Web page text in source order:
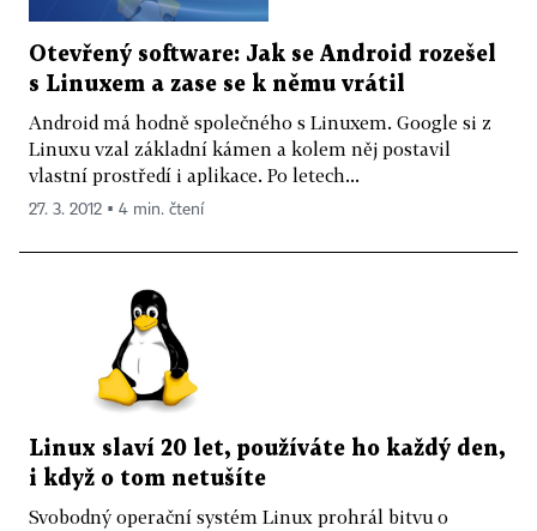
Otevřený software: Jak se Android rozešel
s Linuxem a zase se k němu vrátil
Android má hodně společného s Linuxem. Google si z
Linuxu vzal základní kámen a kolem něj postavil
vlastní prostředí i aplikace. Po letech...
27. 3. 2012 ▪ 4 min. čtení
Linux slaví 20 let, používáte ho každý den,
i když o tom netušíte
Svobodný operační systém Linux prohrál bitvu o